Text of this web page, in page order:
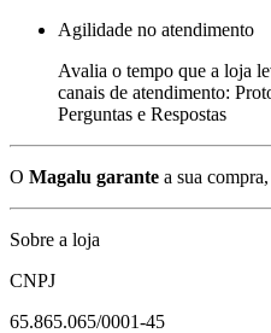
Agilidade no atendimento
Avalia o tempo que a loja
canais de atendimento:
Perguntas e Respostas
O Magalu garante a sua
Sobre a loja
CNPJ
65.865.065/0001-45